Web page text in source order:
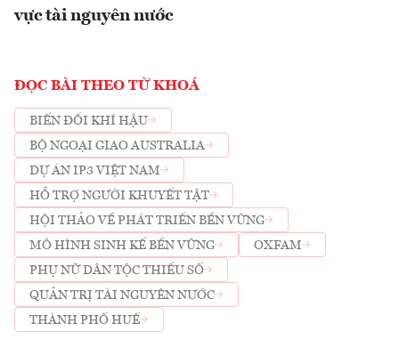
vực tài nguyên nước
ĐỌC BÀI THEO TỪ KHOÁ
BIẾN ĐỔI KHÍ HẬU
BỘ NGOẠI GIAO AUSTRALIA
DỰ ÁN IP3 VIỆT NAM
HỖ TRỢ NGƯỜI KHUYẾT TẬT
HỘI THẢO VỀ PHÁT TRIỂN BỀN VỮNG
MÔ HÌNH SINH KẾ BỀN VỮNG
OXFAM
PHỤ NỮ DÂN TỘC THIỂU SỐ
QUẢN TRỊ TÀI NGUYÊN NƯỚC
THÀNH PHỐ HUẾ